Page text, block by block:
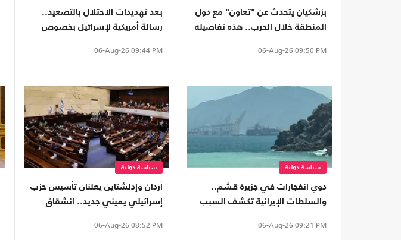
بزشكيان يتحدث عن "تعاون" مع دول
المنطقة خلال الحرب.. هذه تفاصيله
06-Aug-26 09:50 PM
بعد تهديدات الاحتلال بالتصعيد..
رسالة أمريكية لإسرائيل بخصوص
06-Aug-26 09:44 PM
سياسة دولية
دوي انفجارات في جزيرة قشم..
والسلطات الإيرانية تكشف السبب
06-Aug-26 09:21 PM
سياسة دولية
أردان وإدلشتاين يعلنان تأسيس حزب
إسرائيلي يميني جديد.. انشقاق
06-Aug-26 08:52 PM